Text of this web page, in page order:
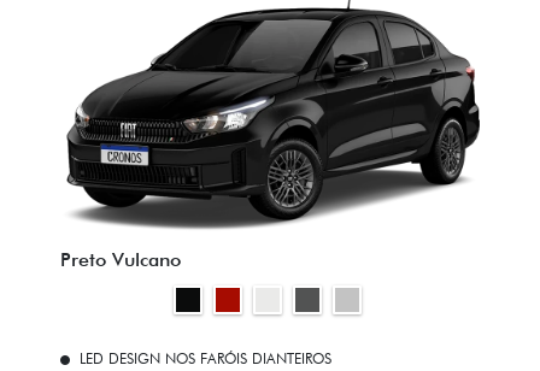
Preto Vulcano
LED DESIGN NOS FARÓIS DIANTEIROS